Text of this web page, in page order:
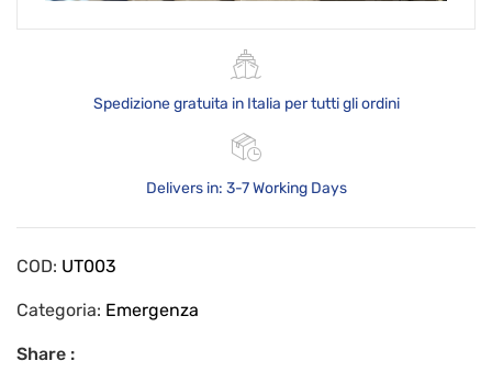
Spedizione gratuita in Italia per tutti gli ordini
Delivers in: 3-7 Working Days
COD: UT003
Categoria: Emergenza
Share :